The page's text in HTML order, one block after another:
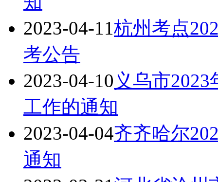
2023-04-11杭州考点
考公告
2023-04-10 义乌市
工作的通知
2023-04-04齐齐哈尔
通知